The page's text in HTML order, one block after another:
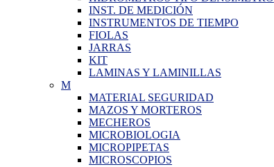
INST. DE MEDICIÓN
INSTRUMENTOS DE TIEMPO
FIOLAS
JARRAS
KIT
LAMINAS Y LAMINILLAS
M
MATERIAL SEGURIDAD
MAZOS Y MORTEROS
MECHEROS
MICROBIOLOGIA
MICROPIPETAS
MICROSCOPIOS